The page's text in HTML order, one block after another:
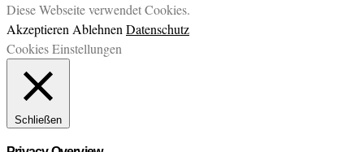
Diese Webseite verwendet Cookies.
Akzeptieren Ablehnen Datenschutz
Cookies Einstellungen
Schließen